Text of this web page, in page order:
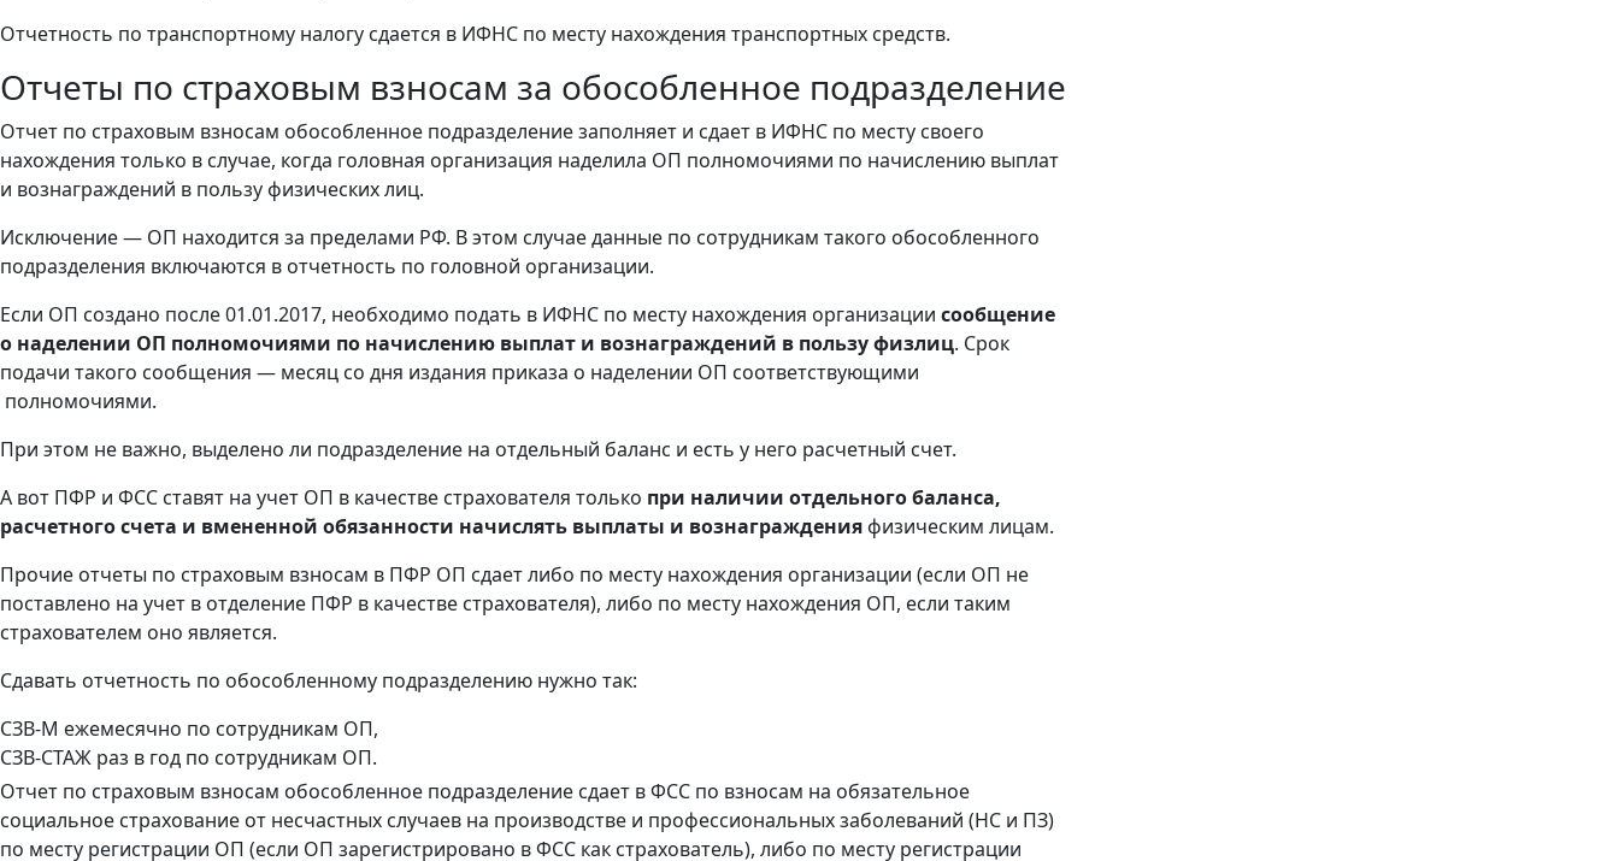
Отчетность по транспортному налогу сдается в ИФНС по месту нахождения транспортных средств.
Отчеты по страховым взносам за обособленное подразделение
Отчет по страховым взносам обособленное подразделение заполняет и сдает в ИФНС по месту своего
нахождения только в случае, когда головная организация наделила ОП полномочиями по начислению выплат
и вознаграждений в пользу физических лиц.
Исключение — ОП находится за пределами РФ. В этом случае данные по сотрудникам такого обособленного
подразделения включаются в отчетность по головной организации.
Если ОП создано после 01.01.2017, необходимо подать в ИФНС по месту нахождения организации сообщение
о наделении ОП полномочиями по начислению выплат и вознаграждений в пользу физлиц. Срок
подачи такого сообщения — месяц со дня издания приказа о наделении ОП соответствующими
полномочиями.
При этом не важно, выделено ли подразделение на отдельный баланс и есть у него расчетный счет.
А вот ПФР и ФСС ставят на учет ОП в качестве страхователя только при наличии отдельного баланса,
расчетного счета и вмененной обязанности начислять выплаты и вознагражденияфизическим лицам.
Прочие отчеты по страховым взносам в ПФР ОП сдает либо по месту нахождения организации (если ОП не
поставлено на учет в отделение ПФР в качестве страхователя), либо по месту нахождения ОП, если таким
страхователем оно является.
Сдавать отчетность по обособленному подразделению нужно так:
СЗВ-М ежемесячно по сотрудникам ОП,
СЗВ-СТАЖ раз в год по сотрудникам ОП.
Отчет по страховым взносам обособленное подразделение сдает в ФСС по взносам на обязательное
социальное страхование от несчастных случаев на производстве и профессиональных заболеваний (НС и ПЗ)
по месту регистрации ОП (если ОП зарегистрировано в ФСС как страхователь), либо по месту регистрации